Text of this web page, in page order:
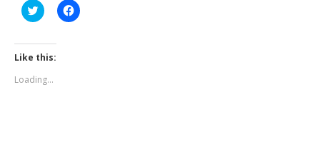
Click
to
Twitter
(Opens
in
window)
Click
to
Like this:
Loading...